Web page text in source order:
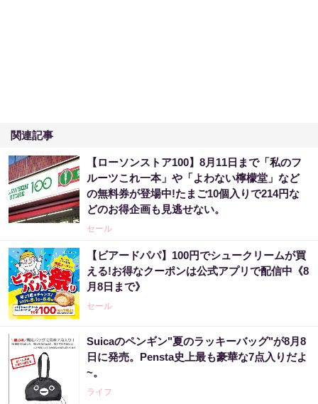
関連記事
【ローソンストア100】8月11日まで「私のフ
ルーツこれ一本」や「よわない檸檬堂」など
の無料券が登場中!たまご10個入りで214円な
どのお得企画も見逃せない。
セール
【ビアードパパ】100円でシュークリームが買
える!お得なクーポンは公式アプリで配信中《8
月8日まで》
セール
Suicaのペンギン"夏のラッキーバッグ"が8月8
日に発売。Pensta史上最も豪華な7点入りだよ
~。
ライフ